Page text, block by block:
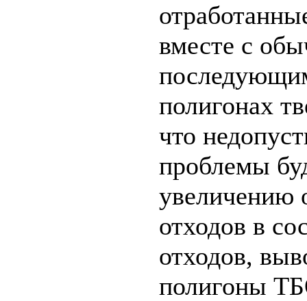
вместе с
полигонах
что
проблемы
увеличению
отходов в
отходов,
полигоны